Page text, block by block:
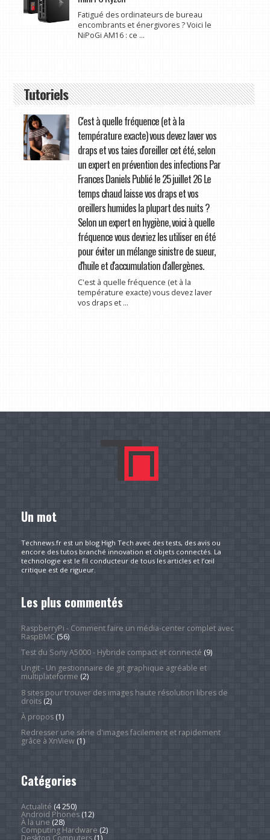
Fatigué des ordinateurs de bureau
encombrants et énergivores ? Voici le
NiPoGi AM16 : ce ...
Tutoriels
C'est à quelle fréquence (et à la
température exacte) vous devez laver vos
draps et vos taies d'oreiller cet été, selon
un expert en prévention des infections Par
Frances Daniels Publié le 25 juillet 26 Le
temps chaud laisse vos draps et vos
oreillers humides la plupart des nuits ?
Selon un expert en hygiène, voici à quelle
fréquence vous devriez les utiliser en été
pour éviter un mélange sinistre de sueur,
d'huile et d'accumulation d'allergènes.
C'est à quelle fréquence (et à la
température exacte) vous devez laver
vos draps et ...
Un mot
Technews.fr est un blog High Tech avec des tests, des avis ou
encore des tutos branché innovation et objets connectés. La
technologie est le fil conducteur de tous les articles et l’œil
critique est de rigueur.
Les plus commentés
RaspberryPi - Comment faire un média-center complet avec
RaspBMC(56)
Test du Sony A5000 - Hybride compact et connecté (9)
Ungit - Un gestionnaire de git graphique agréable et
multiplateforme (2)
8 sites pour trouver des images haute résolution libres de
droits(2)
À propos(1)
Redresser une série d'images facilement et rapidement
grâce à XnView(1)
Catégories
Actualité (4 250)
Android Phones(12)
À la une (28)
Computing Hardware (2)
Desktop Computers(1)